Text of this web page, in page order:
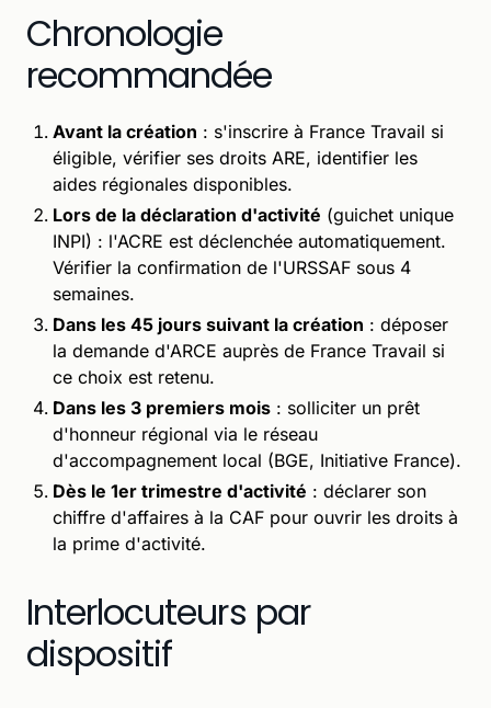
Chronologie
recommandée
Avant la création : s'inscrire à France Travail si
éligible, vérifier ses droits ARE, identifier les
aides régionales disponibles.
Lors de la déclaration d'activité (guichet unique
INPI) : l'ACRE est déclenchée automatiquement.
Vérifier la confirmation de l'URSSAF sous 4
semaines.
Dans les 45 jours suivant la création : déposer
la demande d'ARCE auprès de France Travail si
ce choix est retenu.
Dans les 3 premiers mois : solliciter un prêt
d'honneur régional via le réseau
d'accompagnement local (BGE, Initiative France).
Dès le 1er trimestre d'activité : déclarer son
chiffre d'affaires à la CAF pour ouvrir les droits à
la prime d'activité.
Interlocuteurs par
dispositif